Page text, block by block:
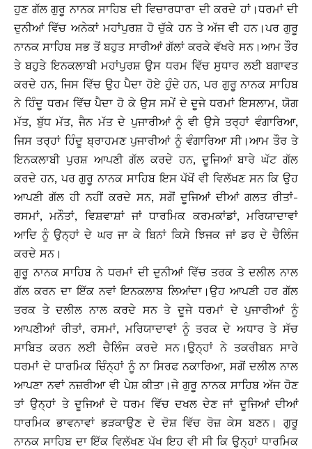
ਹੁਣ ਗੱਲ ਗੁਰੂ ਨਾਨਕ ਸਾਹਿਬ ਦੀ ਵਿਚਾਰਧਾਰਾ ਦੀ ਕਰਦੇ ਹਾਂ।ਧਰਮਾਂ ਦੀ
ਦੁਨੀਆਂ ਵਿੱਚ ਅਨੇਕਾਂ ਮਹਾਂਪੁਰਸ਼ ਹੋ ਚੁੱਕੇ ਹਨ ਤੇ ਅੱਜ ਵੀ ਹਨ।ਪਰ ਗੁਰੂ
ਨਾਨਕ ਸਾਹਿਬ ਸਭ ਤੋਂ ਬਹੁਤ ਸਾਰੀਆਂ ਗੱਲਾਂ ਕਰਕੇ ਵੱਖਰੇ ਸਨ।ਆਮ ਤੌਰ
ਤੇ ਬਹੁਤੇ ਇਨਕਲਾਬੀ ਮਹਾਂਪੁਰਸ਼ ਉਸ ਧਰਮ ਵਿੱਚ ਸੁਧਾਰ ਲਈ ਬਗਾਵਤ
ਕਰਦੇ ਹਨ, ਜਿਸ ਵਿੱਚ ਉਹ ਪੈਦਾ ਹੋਏ ਹੁੰਦੇ ਹਨ, ਪਰ ਗੁਰੂ ਨਾਨਕ ਸਾਹਿਬ
ਨੇ ਹਿੰਦੂ ਧਰਮ ਵਿੱਚ ਪੈਦਾ ਹੋ ਕੇ ਉਸ ਸਮੇਂ ਦੇ ਦੂਜੇ ਧਰਮਾਂ ਇਸਲਾਮ, ਯੋਗ
ਮੱਤ, ਬੁੱਧ ਮੱਤ, ਜੈਨ ਮੱਤ ਦੇ ਪੁਜਾਰੀਆਂ ਨੂੰ ਵੀ ਉਸੇ ਤਰ੍ਹਾਂ ਵੰਗਾਰਿਆ,
ਜਿਸ ਤਰ੍ਹਾਂ ਹਿੰਦੂ ਬ੍ਰਾਹਮਣ ਪੁਜਾਰੀਆਂ ਨੂੰ ਵੰਗਾਰਿਆ ਸੀ।ਆਮ ਤੌਰ ਤੇ
ਇਨਕਲਾਬੀ ਪੁਰਸ਼ ਆਪਣੀ ਗੱਲ ਕਰਦੇ ਹਨ, ਦੂਜਿਆਂ ਬਾਰੇ ਘੱਟ ਗੱਲ
ਕਰਦੇ ਹਨ, ਪਰ ਗੁਰੂ ਨਾਨਕ ਸਾਹਿਬ ਇਸ ਪੱਖੋਂ ਵੀ ਵਿਲੱਖਣ ਸਨ ਕਿ ਉਹ
ਆਪਣੀ ਗੱਲ ਹੀ ਨਹੀਂ ਕਰਦੇ ਸਨ, ਸਗੋਂ ਦੂਜਿਆਂ ਦੀਆਂ ਗਲਤ ਰੀਤਾਂ-
ਰਸਮਾਂ, ਮਨੌਤਾਂ, ਵਿਸ਼ਵਾਸ਼ਾਂ ਜਾਂ ਧਾਰਮਿਕ ਕਰਮਕਾਂਡਾਂ, ਮਰਿਯਾਦਾਵਾਂ
ਆਦਿ ਨੂੰ ਉਨ੍ਹਾਂ ਦੇ ਘਰ ਜਾ ਕੇ ਬਿਨਾਂ ਕਿਸੇ ਝਿਜਕ ਜਾਂ ਡਰ ਦੇ ਚੈਲਿੰਜ
ਕਰਦੇ ਸਨ।
ਗੁਰੂ ਨਾਨਕ ਸਾਹਿਬ ਨੇ ਧਰਮਾਂ ਦੀ ਦੁਨੀਆਂ ਵਿੱਚ ਤਰਕ ਤੇ ਦਲੀਲ ਨਾਲ
ਗੱਲ ਕਰਨ ਦਾ ਇੱਕ ਨਵਾਂ ਇਨਕਲਾਬ ਲਿਆਂਦਾ।ਉਹ ਆਪਣੀ ਹਰ ਗੱਲ
ਤਰਕ ਤੇ ਦਲੀਲ ਨਾਲ ਕਰਦੇ ਸਨ ਤੇ ਦੂਜੇ ਧਰਮਾਂ ਦੇ ਪੁਜਾਰੀਆਂ ਨੂੰ
ਆਪਣੀਆਂ ਰੀਤਾਂ, ਰਸਮਾਂ, ਮਰਿਯਾਦਾਵਾਂ ਨੂੰ ਤਰਕ ਦੇ ਅਧਾਰ ਤੇ ਸੱਚ
ਸਾਬਿਤ ਕਰਨ ਲਈ ਚੈਲਿੰਜ ਕਰਦੇ ਸਨ।ਉਨ੍ਹਾਂ ਨੇ ਤਕਰੀਬਨ ਸਾਰੇ
ਧਰਮਾਂ ਦੇ ਧਾਰਮਿਕ ਚਿੰਨ੍ਹਾਂ ਨੂੰ ਨਾ ਸਿਰਫ ਨਕਾਰਿਆ, ਸਗੋਂ ਦਲੀਲ ਨਾਲ
ਆਪਣਾ ਨਵਾਂ ਨਜ਼ਰੀਆ ਵੀ ਪੇਸ਼ ਕੀਤਾ।ਜੇ ਗੁਰੂ ਨਾਨਕ ਸਾਹਿਬ ਅੱਜ ਹੋਣ
ਤਾਂ ਉਨ੍ਹਾਂ ਤੇ ਦੂਜਿਆਂ ਦੇ ਧਰਮ ਵਿੱਚ ਦਖਲ ਦੇਣ ਜਾਂ ਦੂਜਿਆਂ ਦੀਆਂ
ਧਾਰਮਿਕ ਭਾਵਨਾਵਾਂ ਭੜਕਾਉਣ ਦੇ ਦੋਸ਼ ਵਿੱਚ ਰੋਜ਼ ਕੇਸ ਬਣਨ। ਗੁਰੂ
ਨਾਨਕ ਸਾਹਿਬ ਦਾ ਇੱਕ ਵਿਲੱਖਣ ਪੱਖ ਇਹ ਵੀ ਸੀ ਕਿ ਉਨ੍ਹਾਂ ਧਾਰਮਿਕ